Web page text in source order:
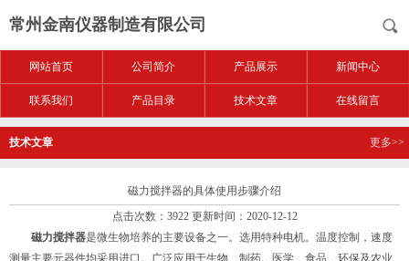
常州金南仪器制造有限公司
网站首页 公司简介 产品展示 新闻中心
联系我们 产品目录 技术文章 在线留言
技术文章 更多>>
磁力搅拌器的具体使用步骤介绍
点击次数：3922 更新时间：2020-12-12
磁力搅拌器是微生物培养的主要设备之一。选用特种电机。温度控制，速度
测量主要元器件均采用进口。广泛应用于生物、制药、医学、食品、环保及农业